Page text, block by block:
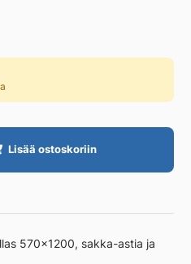
Lisää ostoskoriin
570×1200, sakka-astia ja